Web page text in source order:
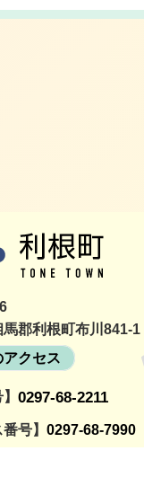
郡利根町布川841-1
クセス
0297-68-2211
号】 0297-68-7990
詳細をみる
利根町社会福祉協議
会